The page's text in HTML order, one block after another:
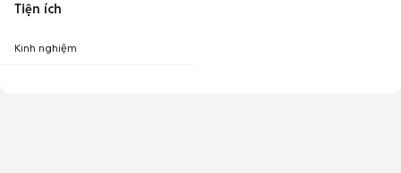
Tiện ích
Kinh nghiệm